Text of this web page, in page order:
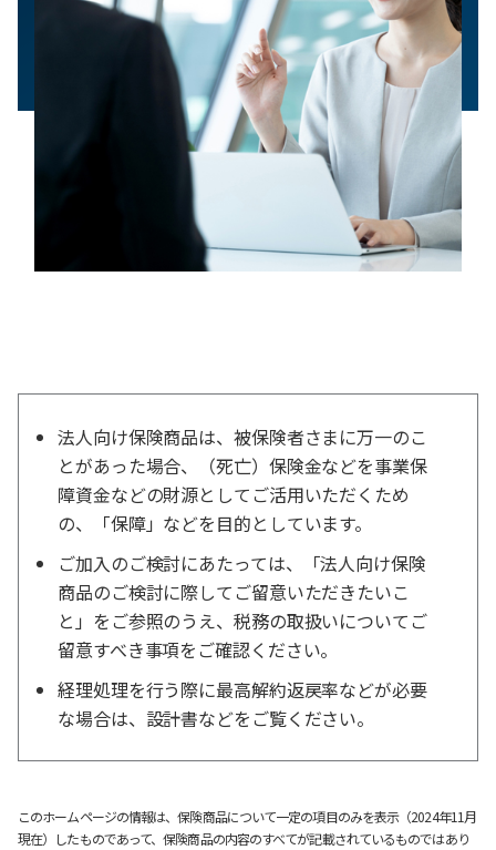
法人向け保険商品は、被保険者さまに万一のこ
とがあった場合、（死亡）保険金などを事業保
障資金などの財源としてご活用いただくため
の、「保障」などを目的としています。
ご加入のご検討にあたっては、「法人向け保険
商品のご検討に際してご留意いただきたいこ
と」をご参照のうえ、税務の取扱いについてご
留意すべき事項をご確認ください。
経理処理を行う際に最高解約返戻率などが必要
な場合は、設計書などをご覧ください。
このホームページの情報は、保険商品について一定の項目のみを表示（2024年11月
現在）したものであって、保険商品の内容のすべてが記載されているものではあり